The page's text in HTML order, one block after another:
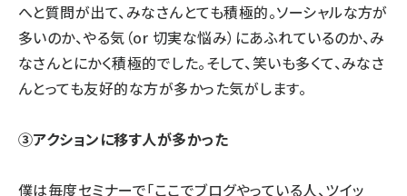
へと質問が出て、みなさんとても積極的。ソーシャルな方が
多いのか、やる気（or 切実な悩み）にあふれているのか、み
なさんとにかく積極的でした。そして、笑いも多くて、みなさ
んとっても友好的な方が多かった気がします。
③アクションに移す人が多かった
僕は毎度セミナーで「ここでブログやっている人、ツイッ